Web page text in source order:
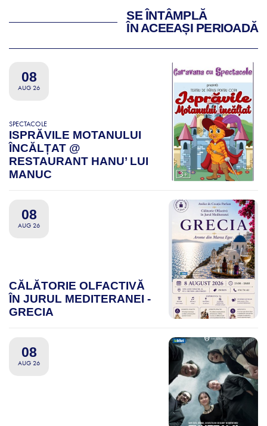
SE ÎNTÂMPLĂ
ÎN ACEEAȘI PERIOADĂ
08
AUG 26
SPECTACOLE
ISPRĂVILE MOTANULUI
ÎNCĂLȚAT @
RESTAURANT HANU’ LUI
MANUC
08
AUG 26
CĂLĂTORIE OLFACTIVĂ
ÎN JURUL MEDITERANEI -
GRECIA
08
AUG 26